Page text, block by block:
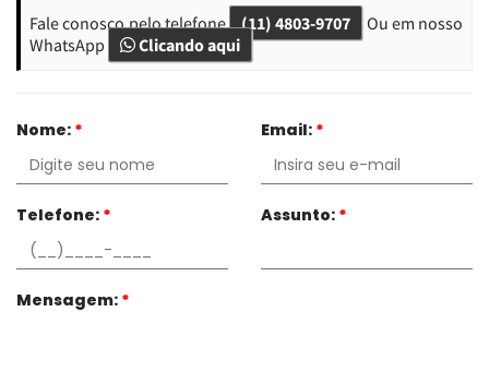
Fale conosco pelo telefone (11) 4803-9707
Ou em nosso
WhatsApp
Clicando aqui
Nome: * Email: *
Telefone: * Assunto: *
Mensagem: *